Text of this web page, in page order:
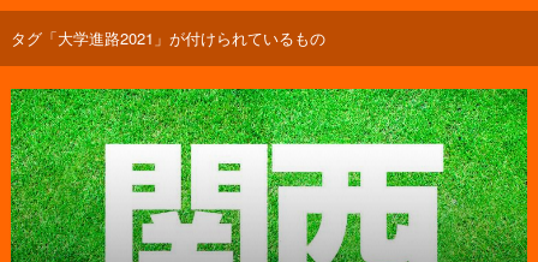
タグ「大学進路2021」が付けられているもの